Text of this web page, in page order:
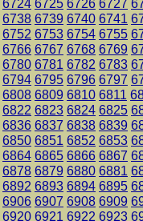
6724 6725 6726 6727
6738 6739 6740 6741
6752 6753 6754 6755
6766 6767 6768 6769
6780 6781 6782 6783
6794 6795 6796 6797
6808 6809 6810 6811
6822 6823 6824 6825
6836 6837 6838 6839
6850 6851 6852 6853
6864 6865 6866 6867
6878 6879 6880 6881
6892 6893 6894 6895
6906 6907 6908 6909
6920 6921 6922 6923